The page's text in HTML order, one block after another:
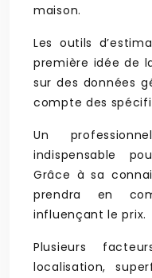
maison.
Les outils
première idée de
sur des données
compte des
Un
indispensable
Grâce à sa
prendra en
influençant le prix.
Plusieurs
localisation,